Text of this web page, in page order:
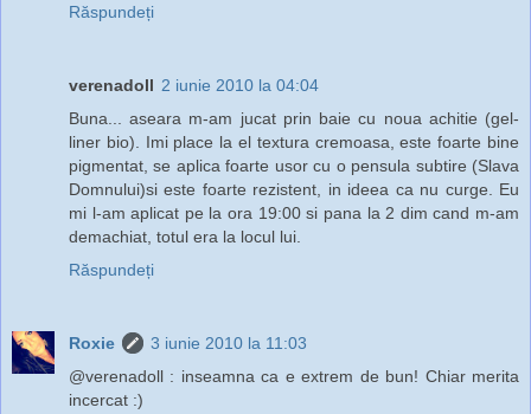
Răspundeți
verenadoll 2 iunie 2010 la 04:04
Buna... aseara m-am jucat prin baie cu noua achitie (gel-
liner bio). Imi place la el textura cremoasa, este foarte bine
pigmentat, se aplica foarte usor cu o pensula subtire (Slava
Domnului)si este foarte rezistent, in ideea ca nu curge. Eu
mi l-am aplicat pe la ora 19:00 si pana la 2 dim cand m-am
demachiat, totul era la locul lui.
Răspundeți
Roxie
3 iunie 2010 la 11:03
@verenadoll : inseamna ca e extrem de bun! Chiar merita
incercat :)